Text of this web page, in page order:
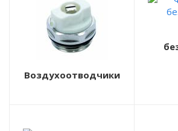
Воздухоотводчики